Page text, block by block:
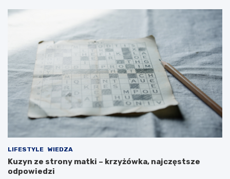
LIFESTYLE WIEDZA
Kuzyn ze strony matki – krzyżówka, najczęstsze
odpowiedzi